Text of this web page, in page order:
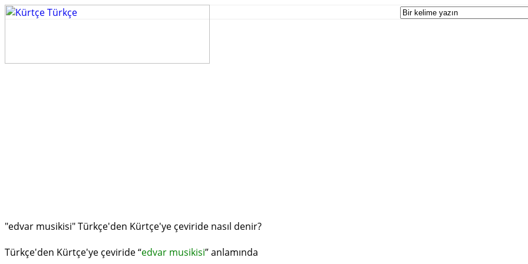
"edvar musikisi" Türkçe'den Kürtçe'ye çeviride nasıl denir?
Türkçe'den Kürtçe'ye çeviride “edvar musikisi” anlamında